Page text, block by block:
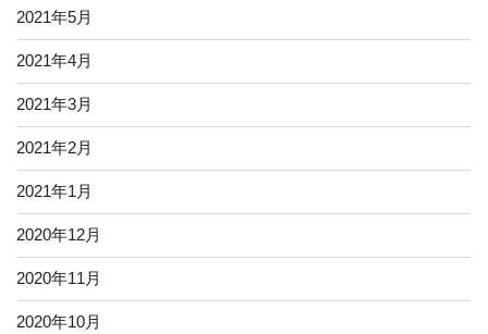
2021年5月
2021年4月
2021年3月
2021年2月
2021年1月
2020年12月
2020年11月
2020年10月